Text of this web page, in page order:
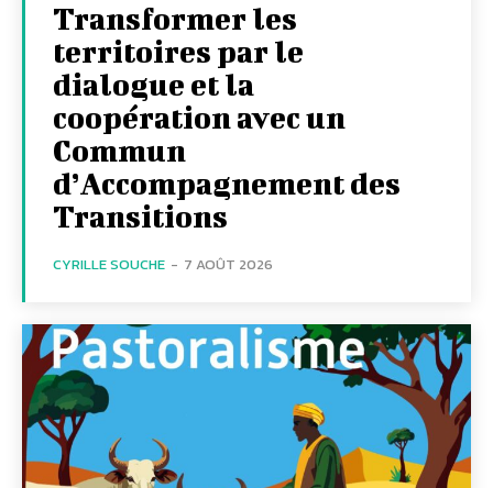
Transformer les
territoires par le
dialogue et la
coopération avec un
Commun
d’Accompagnement des
Transitions
CYRILLE SOUCHE - 7 AOÛT 2026